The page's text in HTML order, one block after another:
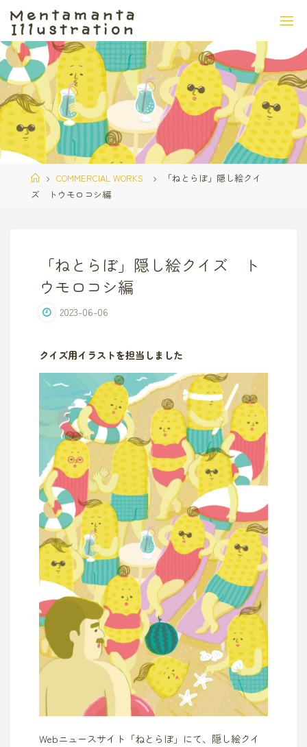
テ
ン
ツ
ス
キ
ッ
プ
ホ
ー
COMMERCIAL WORKS
「ねとらぼ」隠し絵クイ
ズ トウモロコシ編
「ねとらぼ」隠し絵クイズ ト
ウモロコシ編
2023-06-06
クイズ用イラストを担当しました
Webニュースサイト「ねとらぼ」にて、隠し絵クイ